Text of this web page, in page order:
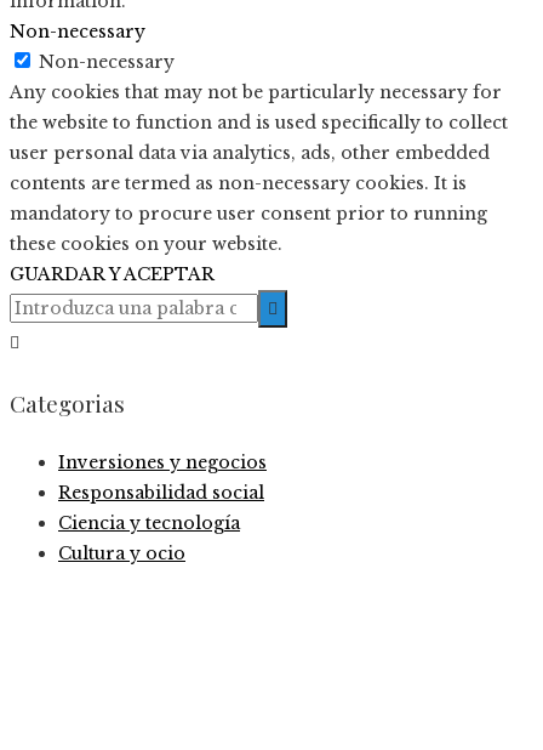
Non-necessary
Non-necessary
Any cookies that may not be particularly necessary for
the website to function and is used specifically to collect
user personal data via analytics, ads, other embedded
contents are termed as non-necessary cookies. It is
mandatory to procure user consent prior to running
these cookies on your website.
GUARDAR Y ACEPTAR
Categorias
Inversiones y negocios
Responsabilidad social
Ciencia y tecnología
Cultura y ocio